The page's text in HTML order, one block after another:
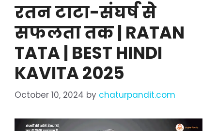
रतन टाटा-संघर्ष से
सफलता तक | RATAN
TATA | BEST HINDI
KAVITA 2025
October 10, 2024 by chaturpandit.com